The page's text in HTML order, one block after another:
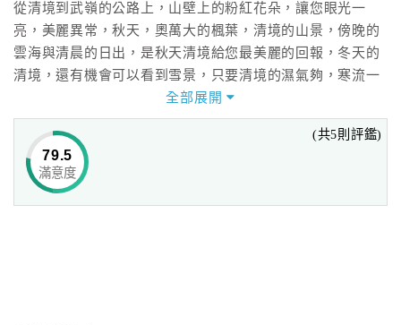
從清境到武嶺的公路上，山壁上的粉紅花朵，讓您眼光一
亮，美麗異常，秋天，奧萬大的楓葉，清境的山景，傍晚的
雲海與清晨的日出，是秋天清境給您最美麗的回報，冬天的
清境，還有機會可以看到雪景，只要清境的濕氣夠，寒流一
到，整個清境都會變成銀色世界，讓在台灣這個亞熱帶的島
嶼，也可以看到銀色大地。
我們在清境上，用最好的民宿與最具特色的清境擺夷菜，讓
您體驗這裡的一切，希望您跟我們一起守護這片淨土，愛護
這個地方，希望您也喜歡清境，也歡迎您常來清境旅遊散
心。
全部展開
79.5
滿意度
(共5則評鑑)